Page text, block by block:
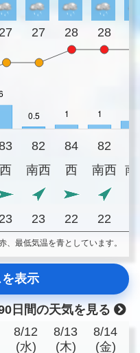
27 27 28 28
82 84 82
西 南西 西 南西 南
23 23 22 22
最低気温を青としています。
表示
日間の天気を見る
8/12
(水)
8/13
(木)
8/14
(金)